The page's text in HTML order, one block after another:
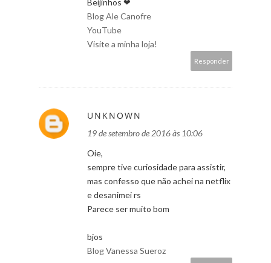
Blog Ale Canofre
YouTube
Visite a minha loja!
Responder
UNKNOWN
19 de setembro de 2016 às 10:06
Oie,
sempre tive curiosidade para assistir,
mas confesso que não achei na netflix
e desanimei rs
Parece ser muito bom
bjos
Blog Vanessa Sueroz